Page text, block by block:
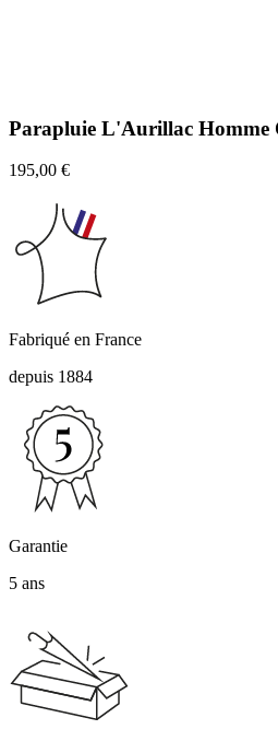
Parapluie L'Aurillac Homme
195,00 €
Fabriqué en France
depuis 1884
Garantie
5 ans